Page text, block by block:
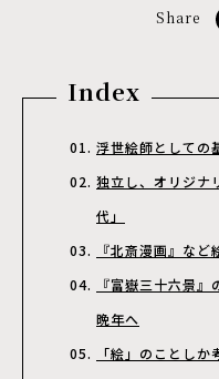
Share
Index
浮世絵師としての
独立し、オリジナ
代」
『北斎漫画』など
『富嶽三十六景
晩年へ
「絵」のことし